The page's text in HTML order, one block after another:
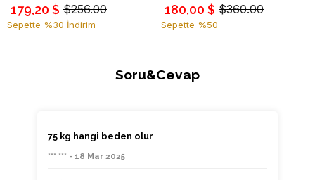
$256.00
179,20 $
Sepette %30 İndirim
$360.00
180,00 $
Sepette %50
Soru&Cevap
75 kg hangi beden olur
*** *** - 18 Mar 2025